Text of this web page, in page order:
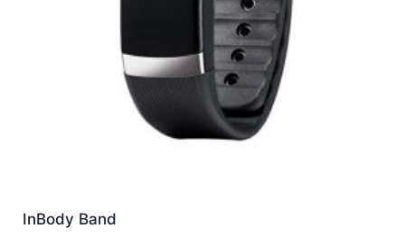
InBody Band